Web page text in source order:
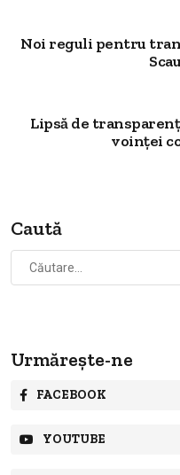
Noi reguli pentru
Lipsă de
voinței
Caută
Caută
după:
Urmărește-ne
FACEBOOK
YOUTUBE